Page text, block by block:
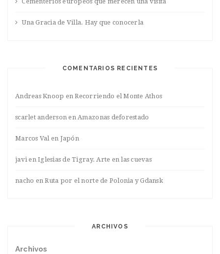
Una Gracia de Villa. Hay que conocerla
COMENTARIOS RECIENTES
Andreas Knoop enRecorriendo el Monte Athos
scarlet anderson enAmazonas deforestado
Marcos Valen Japón
javienIglesias de Tigray. Arte en las cuevas
nacho enRuta por el norte de Polonia y Gdansk
ARCHIVOS
Archivos